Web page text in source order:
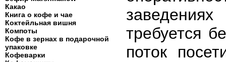
Какао
Книга о кофе и чае
Коктейльная вишня
Компоты
Кофе в зернах в подарочной
упаковке
Кофеварки
требуется
поток